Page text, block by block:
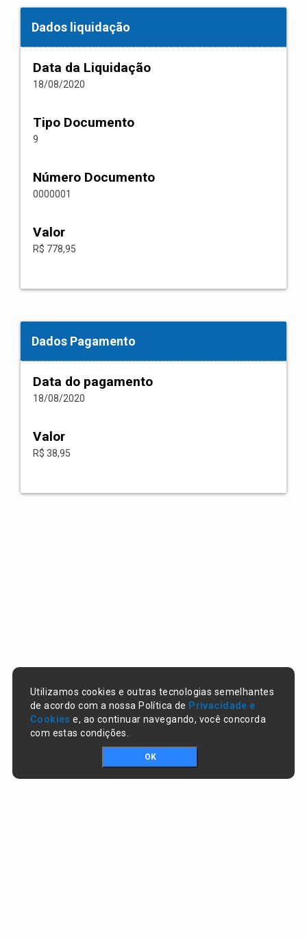
Dados liquidação
Data da Liquidação
18/08/2020
Tipo Documento
9
Número Documento
0000001
Valor
R$ 778,95
Dados Pagamento
Data do pagamento
18/08/2020
Valor
R$ 38,95
Utilizamos cookies e outras tecnologias semelhantes
de acordo com a nossa Política de Privacidade e
Cookies e, ao continuar navegando, você concorda
com estas condições.
OK